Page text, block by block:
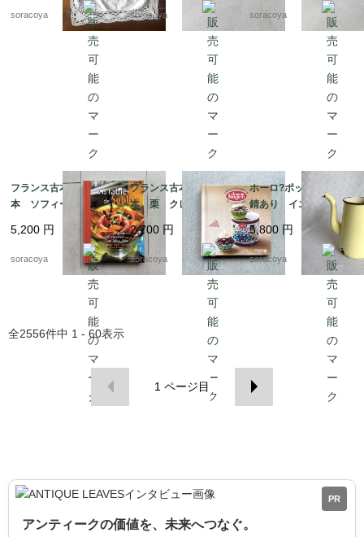
soracoya soracoya soracoya
フランス古本 レシピ
本 ソフィーのお料理
本 100レシピ 12ps
eh17-1
5,200 円
soracoya
フランス古本 レシピ
本 栗 クレマン・フ
ォジェ マロンクリー
ム 12pseg20-2
2,700 円
soracoya
ホーロ?ポット 蓋なし
錆あり イエロー ア
ウトドア 水差し 花
瓶 ガーデニング 12
kwdy4
5,800円
soracoya
全2556件中 1 - 60表示
1 ページ目
PR
アンティークの価値を、未来へつなぐ。